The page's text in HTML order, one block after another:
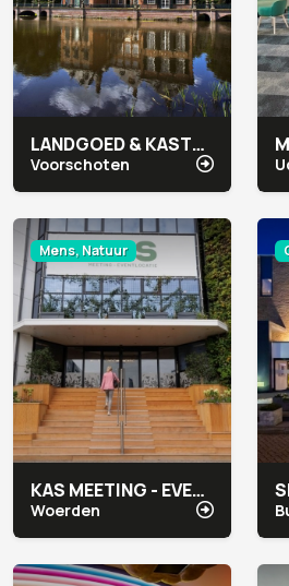
LANDGOED & KASTEEL DUIVENVOORDE
Voorschoten
Mens, Natuur
KAS MEETING - EVENTLOCATIE
Woerden